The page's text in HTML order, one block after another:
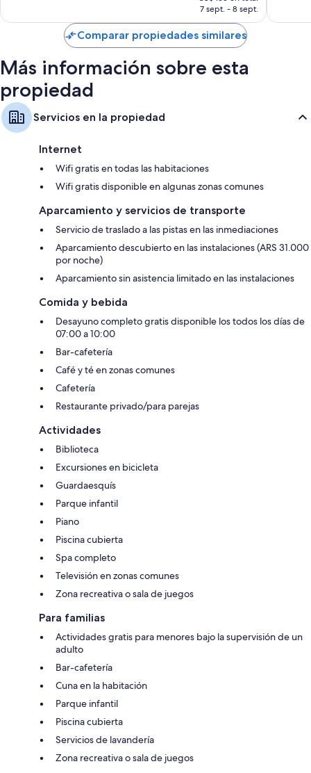
Cunas gratuitas, servicio de limpieza diario y teléfonos
actual
de
US$ 133
7 sept. - 8 sept.
Comparar propiedades similares
Más información sobre esta
propiedad
Servicios en la propiedad
Internet
Wifi gratis en todas las habitaciones
Wifi gratis disponible en algunas zonas comunes
Aparcamiento y servicios de transporte
Servicio de traslado a las pistas en las inmediaciones
Aparcamiento descubierto en las instalaciones (ARS 31.000
por noche)
Aparcamiento sin asistencia limitado en las instalaciones
Comida y bebida
Desayuno completo gratis disponible los todos los días de
07:00 a 10:00
Bar-cafetería
Café y té en zonas comunes
Cafetería
Restaurante privado/para parejas
Actividades
Biblioteca
Excursiones en bicicleta
Guardaesquís
Parque infantil
Piano
Piscina cubierta
Spa completo
Televisión en zonas comunes
Zona recreativa o sala de juegos
Para familias
Actividades gratis para menores bajo la supervisión de un
adulto
Bar-cafetería
Cuna en la habitación
Parque infantil
Piscina cubierta
Servicios de lavandería
Zona recreativa o sala de juegos